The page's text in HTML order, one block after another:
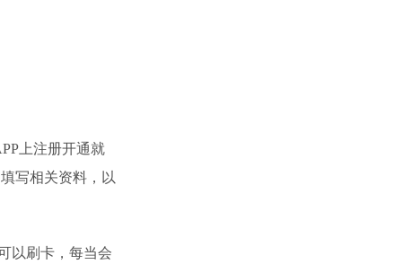
上注册开通就
写相关资料，以
以刷卡，每当会